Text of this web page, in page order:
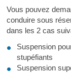
Vous pouvez
conduire sous
dans les 2 cas
Suspension
stupéfiants
Suspension